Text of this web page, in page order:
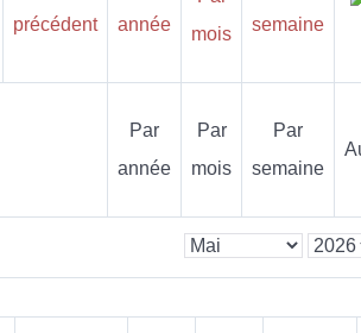
Par
année
Par
mois
Par
semaine